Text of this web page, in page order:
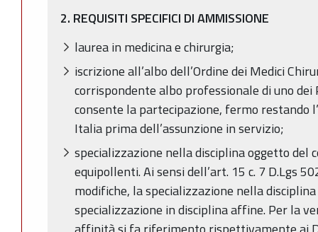
2. REQUISITI SPECIFICI DI AMMISSIONE
laurea in medicina e chirurgia;
iscrizione all’albo dell’Ordine dei Medici
corrispondente albo professionale di uno dei
consente la partecipazione, fermo restando
Italia prima dell’assunzione in servizio;
specializzazione nella disciplina oggetto del
equipollenti. Ai sensi dell’art. 15 c. 7 D.Lgs
modifiche, la specializzazione nella
specializzazione in disciplina affine. Per la